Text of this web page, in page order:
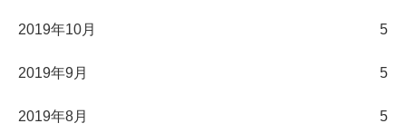
2019年10月 5
2019年9月 5
2019年8月 5